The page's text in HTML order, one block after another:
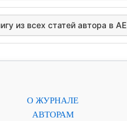
из всех статей автора в АЕ
О ЖУРНАЛЕ
АВТОРАМ